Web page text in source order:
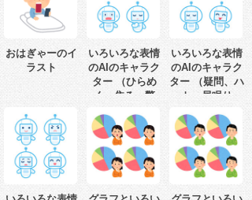
おはぎゃーのイ
ラスト
いろいろな表情
のAIのキャラク
ター （ひらめ
く、焦る、驚
いろいろな表情
のAIのキャラク
ター （疑問、ハ
ート、居眠り、